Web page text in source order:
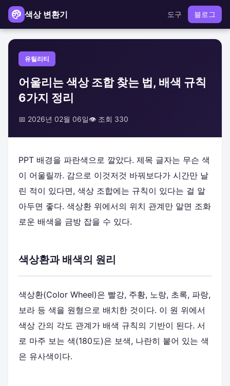
색상 변환기 도구 블로그
유틸리티
어울리는 색상 조합 찾는 법, 배색 규칙
6가지 정리
📅 2026년 02월 06일👁️ 조회 330
PPT 배경을 파란색으로 깔았다. 제목 글자는 무슨 색
이 어울릴까. 감으로 이것저것 바꿔보다가 시간만 날
린 적이 있다면, 색상 조합에는 규칙이 있다는 걸 알
아두면 좋다. 색상환 위에서의 위치 관계만 알면 조화
로운 배색을 금방 잡을 수 있다.
색상환과 배색의 원리
색상환(Color Wheel)은 빨강, 주황, 노랑, 초록, 파랑,
보라 등 색을 원형으로 배치한 것이다. 이 원 위에서
색상 간의 각도 관계가 배색 규칙의 기반이 된다. 서
로 마주 보는 색(180도)은 보색, 나란히 붙어 있는 색
은 유사색이다.